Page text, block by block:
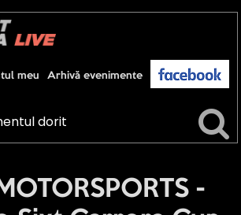
Arhivă evenimente
meu
-